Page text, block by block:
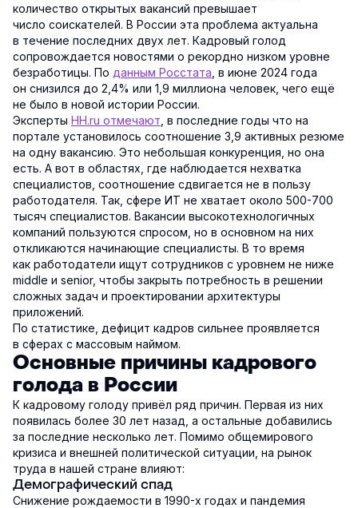
количество открытых вакансий превышает
число соискателей. В России эта проблема актуальна
в течение последних двух лет. Кадровый голод
сопровождается новостями о рекордно низком уровне
безработицы. По данным Росстата , в июне 2024 года
он снизился до 2,4% или 1,9 миллиона человек, чего ещё
не было в новой истории России.
Эксперты HH.ru отмечают , в последние годы что на
портале установилось соотношение 3,9 активных резюме
на одну вакансию. Это небольшая конкуренция, но она
есть. А вот в областях, где наблюдается нехватка
специалистов, соотношение сдвигается не в пользу
работодателя. Так, сфере ИТ не хватает около 500-700
тысяч специалистов. Вакансии высокотехнологичных
компаний пользуются спросом, но в основном на них
откликаются начинающие специалисты. В то время
как работодатели ищут сотрудников с уровнем не ниже
middle и senior, чтобы закрыть потребность в решении
сложных задач и проектировании архитектуры
приложений.
По статистике, дефицит кадров сильнее проявляется
в сферах с массовым наймом.
Основные причины кадрового
голода в России
К кадровому голоду привёл ряд причин. Первая из них
появилась более 30 лет назад, а остальные добавились
за последние несколько лет. Помимо общемирового
кризиса и внешней политической ситуации, на рынок
труда в нашей стране влияют:
Демографический спад
Снижение рождаемости в 1990-х годах и пандемия